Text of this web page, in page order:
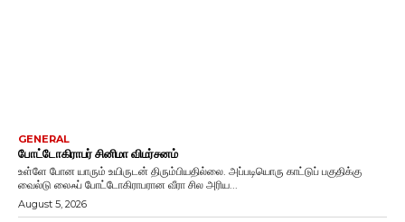
GENERAL
போட்டோகிராபர் சினிமா விமர்சனம்
உள்ளே போன யாரும் உயிருடன் திரும்பியதில்லை. அப்படியொரு காட்டுப் பகுதிக்கு
வைல்டு லைஃப் போட்டோகிராபரான வீரா சில அரிய...
August 5, 2026